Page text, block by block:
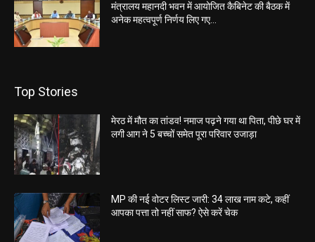
मंत्रालय महानदी भवन में आयोजित कैबिनेट की बैठक में
अनेक महत्वपूर्ण निर्णय लिए गए...
Top Stories
मेरठ में मौत का तांडव! नमाज पढ़ने गया था पिता, पीछे घर में
लगी आग ने 5 बच्चों समेत पूरा परिवार उजाड़ा
MP की नई वोटर लिस्ट जारी: 34 लाख नाम कटे, कहीं
आपका पत्ता तो नहीं साफ? ऐसे करें चेक